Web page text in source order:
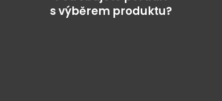
s výběrem produktu?